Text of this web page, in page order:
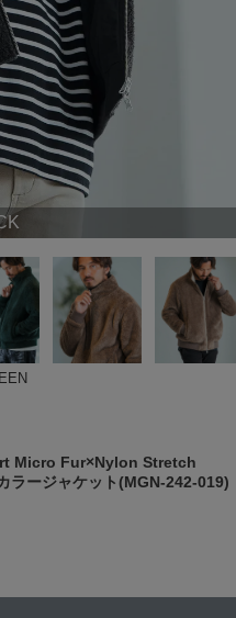
Micro Fur×Nylon Stretch
ージャケット(MGN-242-019)